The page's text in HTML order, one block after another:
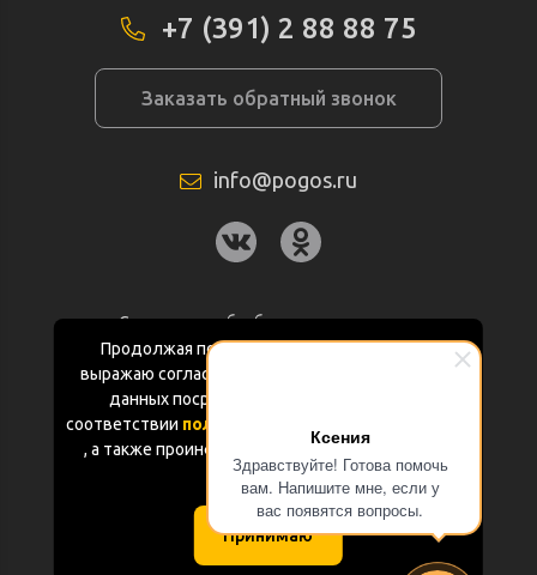
Ксения
Здравствуйте! Готова помочь
вам. Напишите мне, если у
вас появятся вопросы.
Продолжая пользоваться данным сайтом
выражаю согласие на обработку персональных
данных посредством Яндекс.Метрика в
соответствии политикой конфиденциальности
, а также проинформирован об использовании
Cookie-файлов
Принимаю
+7 (391) 2 88 88 75
Заказать обратный звонок
info@pogos.ru
Согласие на обработку персональных
данных
Политика конфиденциальности
Документация
Карта сайта
(с) «POGOS.ru» 2010-2026 (ИП Чивчян М.Р.)